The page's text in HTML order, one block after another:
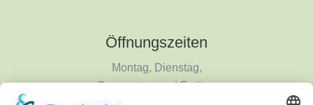
Öffnungszeiten
Montag, Dienstag,
Donnerstag und Freitag